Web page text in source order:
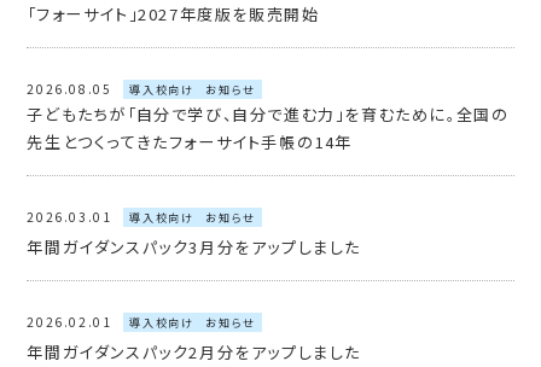
「フォーサイト」2027年度版を販売開始
2026.08.05 導入校向け お知らせ
子どもたちが「自分で学び、自分で進む力」を育むために。全国の
先生とつくってきたフォーサイト手帳の14年
2026.03.01 導入校向け お知らせ
年間ガイダンスパック3月分をアップしました
2026.02.01 導入校向け お知らせ
年間ガイダンスパック2月分をアップしました